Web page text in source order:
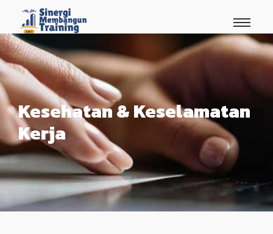
Kesehatan & Keselamatan
Kerja